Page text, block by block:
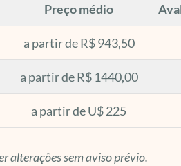
Preço médio
a partir de R$ 943,50
a partir de R$ 1440,00
a partir de U$ 225
alterações sem aviso prévio.